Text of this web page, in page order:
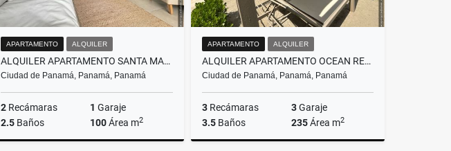
APARTAMENTO ALQUILER
ALQUILER APARTAMENTO SANTA MARÍA OCEAN HOUSE AMOBLADO (DV)
Ciudad de Panamá, Panamá, Panamá
2 Recámaras 1 Garaje
2.5 Baños 100Área m2
APARTAMENTO ALQUILER
ALQUILER APARTAMENTO OCEAN REEF (DV)
Ciudad de Panamá, Panamá, Panamá
3Recámaras 3Garaje
3.5Baños 235Área m2